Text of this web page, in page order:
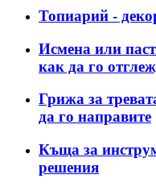
Топиарий -
Исмена или
как да го
Грижа за
да го направите
Къща за
решения